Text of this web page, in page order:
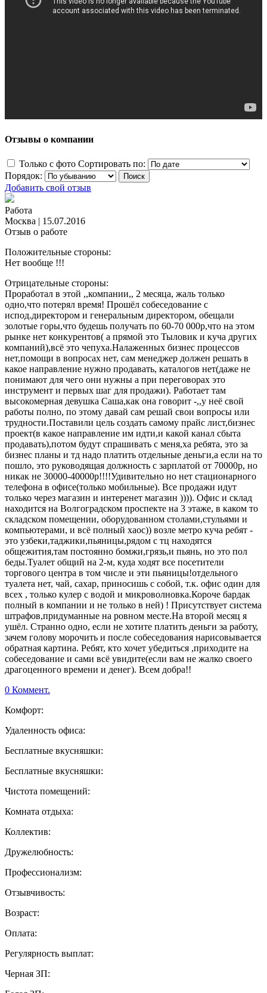
Отзывы о компании
Только с фото Сортировать по:
Порядок:
Добавить свой отзыв
Работа
Москва | 15.07.2016
Отзыв о работе
Положительные стороны:
Нет вообще !!!
Отрицательные стороны:
Проработал в этой ,,компании,, 2 месяца, жаль только
одно,что потерял время! Прошёл собеседование с
испод.директором и генеральным директором, обещали
золотые горы,что будешь получать по 60-70 000р,что на этом
рынке нет конкурентов( а прямой это Тыловик и куча других
компаний),всё это чепуха.Налаженных бизнес процессов
нет,помощи в вопросах нет, сам менеджер должен решать в
какое направление нужно продавать, каталогов нет(даже не
понимают для чего они нужны а при переговорах это
инструмент и первых шаг для продажи). Работает там
высокомерная девушка Саша,как она говорит -,,у неё свой
работы полно, по этому давай сам решай свои вопросы или
трудности.Поставили цель создать самому прайс лист,бизнес
проект(в какое направление им идти,и какой канал сбыта
продавать),потом будут спрашивать с меня,ха ребята, это за
бизнес планы и тд надо платить отдельные деньги,а если на то
пошло, это руководящая должность с зарплатой от 70000р, но
никак не 30000-40000р!!!!Удивительно но нет стационарного
телефона в офисе(только мобильные). Все продажи идут
только через магазин и интеренет магазин )))). Офис и склад
находится на Волгоградском проспекте на 3 этаже, в каком то
складском помещении, оборудованном столами,стульями и
компьютерами, и всё полный хаос)) возле метро куча ребят -
это узбеки,таджики,пьяницы,рядом с тц находятся
общежития,там постоянно бомжи,грязь,и пьянь, но это пол
беды.Туалет общий на 2-м, куда ходят все посетители
торгового центра в том числе и эти пьяницы!отдельного
туалета нет, чай, сахар, приносишь с собой, т.к. офис один для
всех , только кулер с водой и микроволновка.Короче бардак
полный в компании и не только в ней) ! Присутствует система
штрафов,придуманные на ровном месте.На второй месяц я
ушёл. Странно одно, если не хотите платить деньги за работу,
зачем голову морочить и после собеседования нарисовывается
обратная картина. Ребят, кто хочет убедиться ,приходите на
собеседование и сами всё увидите(если вам не жалко своего
драгоценного времени и денег). Всем добра!!
0 Коммент.
Комфорт:
Удаленность офиса:
Бесплатные вкусняшки:
Бесплатные вкусняшки:
Чистота помещений:
Комната отдыха:
Коллектив:
Дружелюбность:
Профессионализм:
Отзывчивость:
Возраст:
Оплата:
Регулярность выплат:
Черная ЗП: